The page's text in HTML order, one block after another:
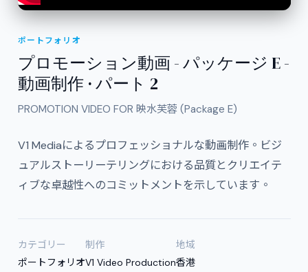
ポートフォリオ
プロモーション動画 - パッケージ E -
動画制作 · パート 2
PROMOTION VIDEO FOR 映水芙蓉 (Package E)
V1 Mediaによるプロフェッショナルな動画制作。ビジ
ュアルストーリーテリングにおける品質とクリエイテ
ィブな卓越性へのコミットメントを示しています。
カテゴリー
ポートフォリオ
制作
V1 Video Production
地域
香港